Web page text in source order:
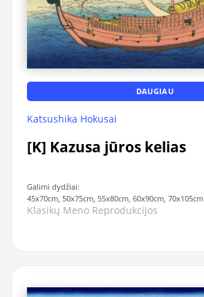
DAUGIAU
Katsushika Hokusai
[K] Kazusa jūros kelias
Galimi dydžiai:
45x70cm, 50x75cm, 55x80cm, 60x90cm, 70x105cm
Klasikų Meno Reprodukcijos